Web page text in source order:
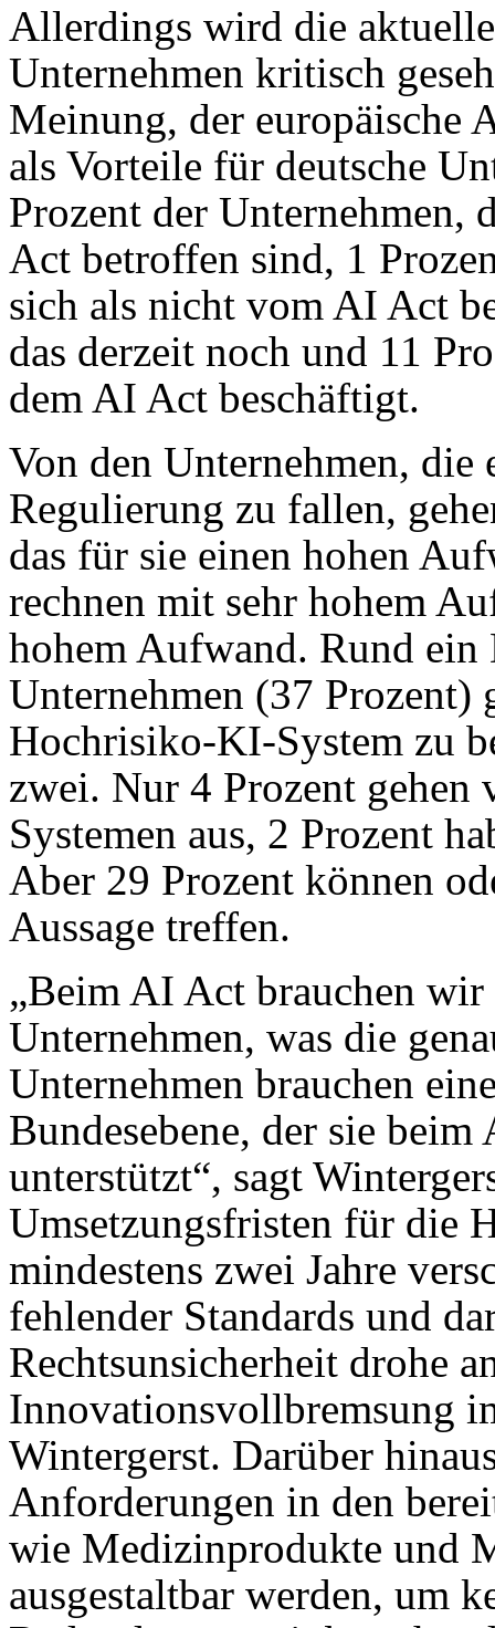
Allerdings wird die
Unternehmen kritisch
Meinung, der europäische
als Vorteile für deutsche
Prozent der Unternehmen,
Act betroffen sind, 1
sich als nicht vom AI Act
das derzeit noch und 11
dem AI Act beschäftigt.
Von den Unternehmen,
Regulierung zu fallen,
das für sie einen hohen
rechnen mit sehr hohem
hohem Aufwand. Rund
Unternehmen (37 Prozent)
Hochrisiko-KI-System zu
zwei. Nur 4 Prozent
Systemen aus, 2 Prozent
Aber 29 Prozent können
Aussage treffen.
„Beim AI Act brauchen
Unternehmen, was die
Unternehmen brauchen
Bundesebene, der sie
unterstützt“, sagt
Umsetzungsfristen für die
mindestens zwei Jahre
fehlender Standards und
Rechtsunsicherheit drohe
Innovationsvollbremsung
Wintergerst. Darüber
Anforderungen in den
wie Medizinprodukte und
ausgestaltbar werden, um